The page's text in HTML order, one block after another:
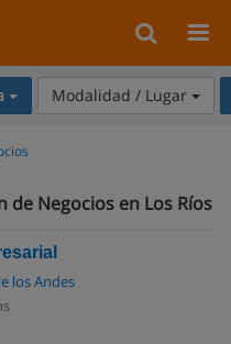
Modalidad / Lugar
Negocios en Los Ríos
los Andes